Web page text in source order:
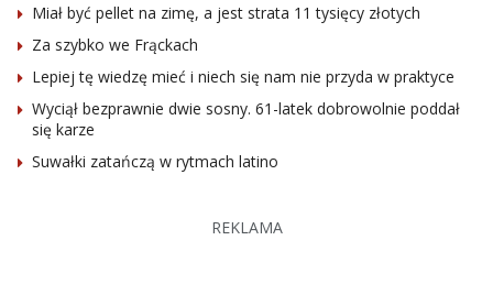
Miał być pellet na zimę, a jest strata 11 tysięcy złotych
Za szybko we Frąckach
Lepiej tę wiedzę mieć i niech się nam nie przyda w praktyce
Wyciął bezprawnie dwie sosny. 61-latek dobrowolnie poddał
się karze
Suwałki zatańczą w rytmach latino
REKLAMA